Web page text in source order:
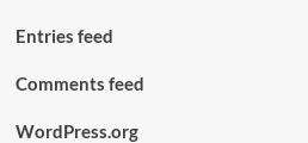
Entries feed
Comments feed
WordPress.org